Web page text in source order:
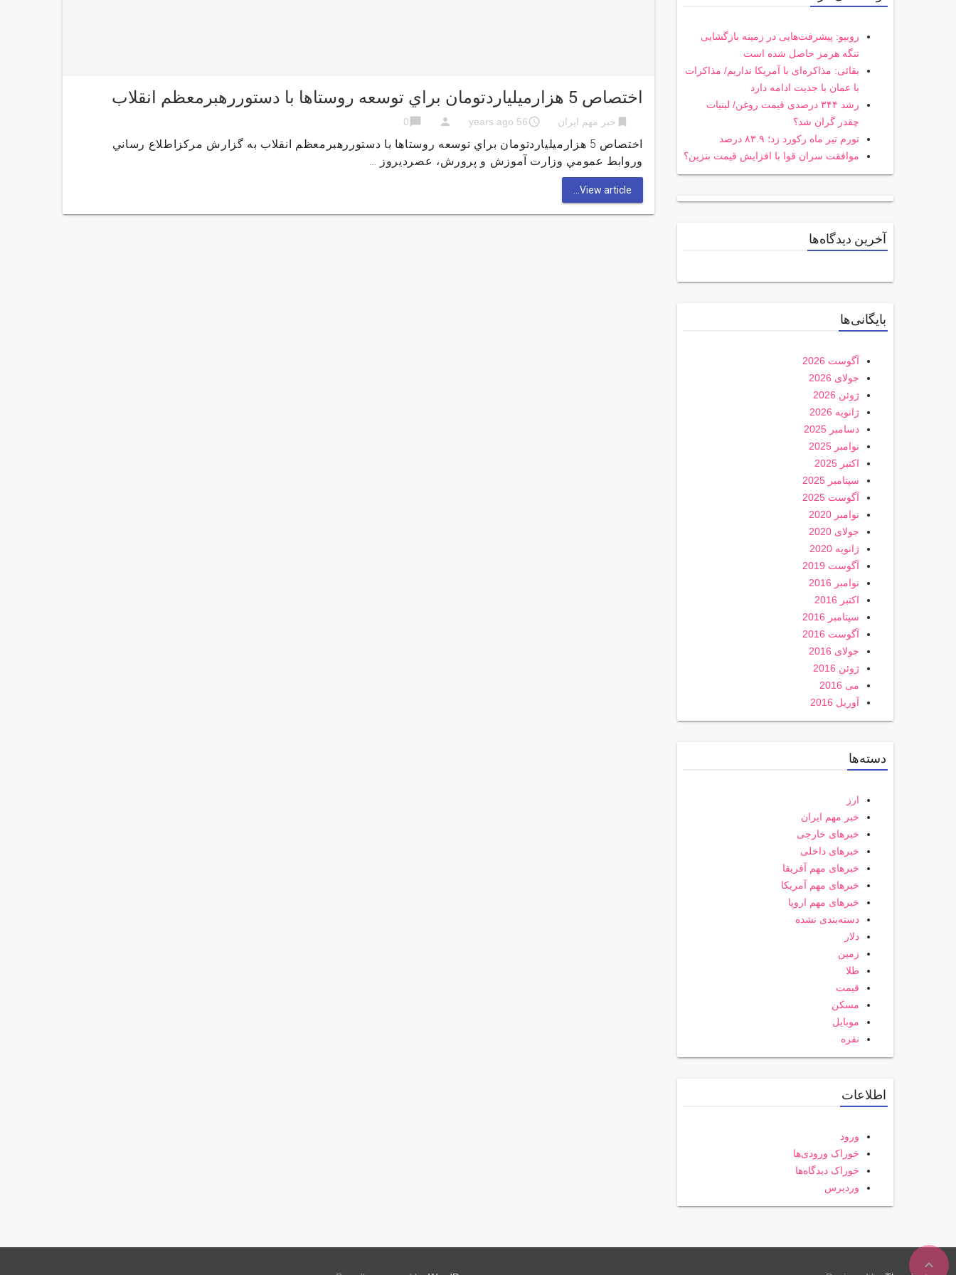
expand_less
اختصاص 5 هزارميلياردتومان براي توسعه روستاها با دستوررهبرمعظم انقلاب
bookmark خبر مهم ایران access_time
56 years ago
person
chat_bubble
0
اختصاص 5 هزارميلياردتومان براي توسعه روستاها با دستوررهبرمعظم انقلاب به گزارش مركزاطلاع رساني
وروابط عمومي وزارت آموزش و پرورش، عصرديروز …
View article...
روبیو: پیشرفت‌هایی در زمینه بازگشایی
تنگه هرمز حاصل شده است
بقائی: مذاکره‌ای با آمریکا نداریم/ مذاکرات
با عمان با جدیت ادامه دارد
رشد ۳۴۴ درصدی قیمت روغن/ لبنیات
چقدر گران شد؟
تورم تیر ماه رکورد زد؛ ۸۳.۹ درصد
موافقت سران قوا با افزایش قیمت بنزین؟
آخرین دیدگاه‌ها
بایگانی‌ها
آگوست 2026
جولای 2026
ژوئن 2026
ژانویه 2026
دسامبر 2025
نوامبر 2025
اکتبر 2025
سپتامبر 2025
آگوست 2025
نوامبر 2020
جولای 2020
ژانویه 2020
آگوست 2019
نوامبر 2016
اکتبر 2016
سپتامبر 2016
آگوست 2016
جولای 2016
ژوئن 2016
می 2016
آوریل 2016
دسته‌ها
ارز
خبر مهم ایران
خبرهای خارجی
خبرهای داخلی
خبرهای مهم آفریقا
خبرهای مهم آمریکا
خبرهای مهم اروپا
دسته‌بندی نشده
دلار
زمین
طلا
قیمت
مسکن
موبایل
نقره
اطلاعات
ورود
خوراک ورودی‌ها
خوراک دیدگاه‌ها
وردپرس